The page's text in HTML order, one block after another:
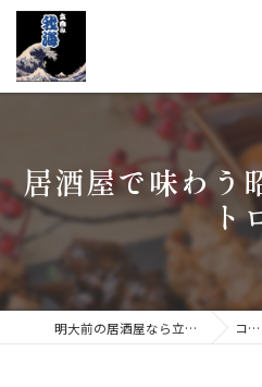
居酒屋で味わう
ト
明大前の居酒屋なら立呑み 我海 コラム